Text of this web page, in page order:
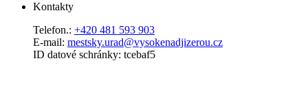
Kontakty
Telefon.: +420 481 593 903
E-mail: mestsky.urad@vysokenadjizerou.cz
ID datové schránky: tcebaf5